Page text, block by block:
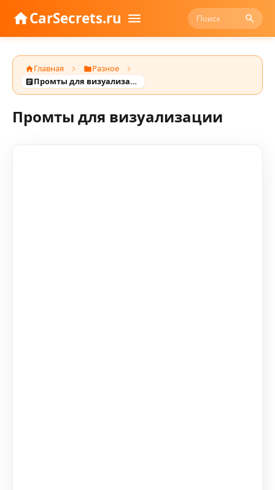
CarSecrets.ru
Главная
Разное
Промты для визуализации
Промты для визуализации